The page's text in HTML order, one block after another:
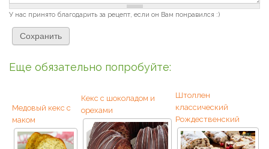
У нас принято благодарить за рецепт, если он Вам понравился :)
Еще обязательно попробуйте:
Медовый кекс с
маком
Кекс с шоколадом и
орехами
Штоллен
классический
Рождественский